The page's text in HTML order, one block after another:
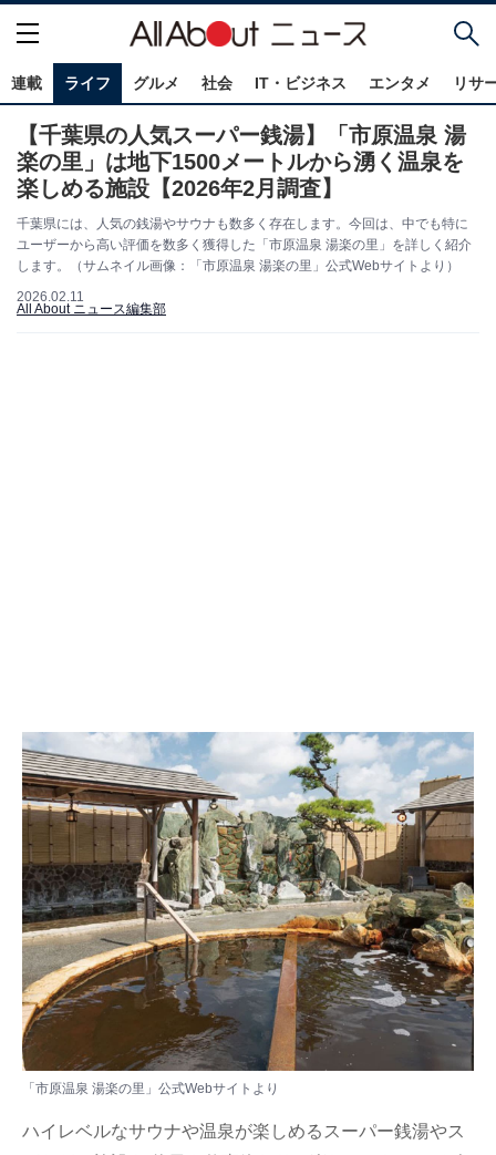
連載 ライフ グルメ 社会 IT・ビジネス エンタメ リサ
【千葉県の人気スーパー銭湯】「市原温泉 湯
楽の里」は地下1500メートルから湧く温泉を
楽しめる施設【2026年2月調査】
千葉県には、人気の銭湯やサウナも数多く存在します。今回は、中でも特に
ユーザーから高い評価を数多く獲得した「市原温泉 湯楽の里」を詳しく紹介
します。（サムネイル画像：「市原温泉 湯楽の里」公式Webサイトより）
2026.02.11
All About ニュース編集部
「市原温泉 湯楽の里」公式Webサイトより
ハイレベルなサウナや温泉が楽しめるスーパー銭湯やス